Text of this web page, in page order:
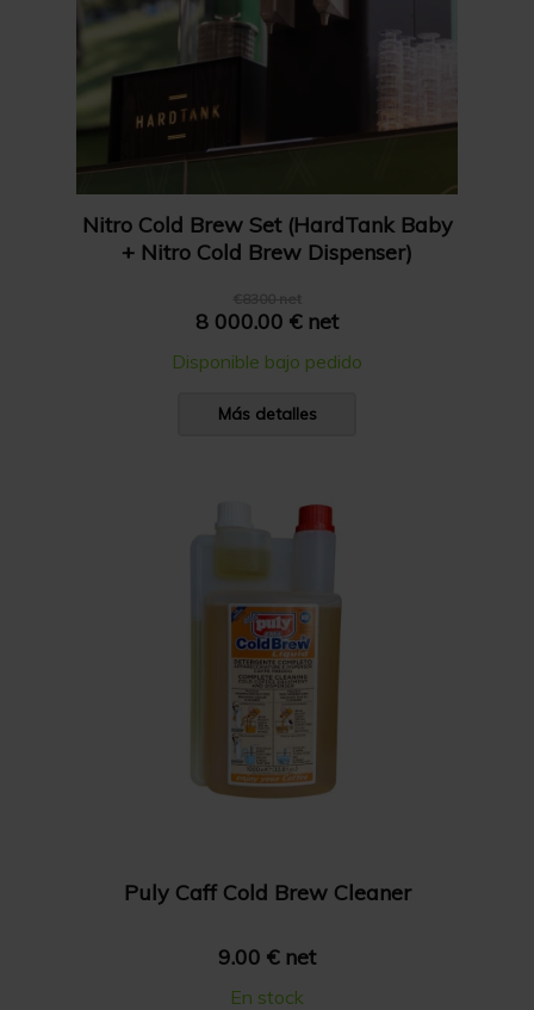
Nitro Cold Brew Set (HardTank Baby
+ Nitro Cold Brew Dispenser)
8 000.00 € net
Disponible bajo pedido
Más detalles
Puly Caff Cold Brew Cleaner
9.00 € net
En stock